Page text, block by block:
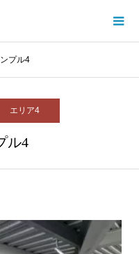
プル4
エリア4
ル4